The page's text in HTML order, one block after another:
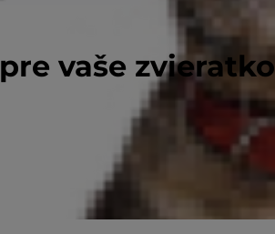
vaše zvieratko